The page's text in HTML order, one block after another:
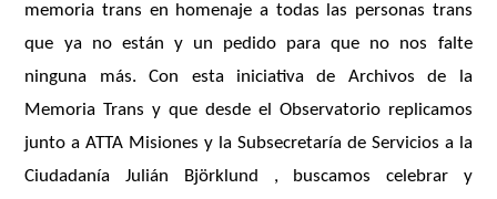
memoria trans en homenaje a todas las personas trans
que ya no están y un pedido para que no nos falte
ninguna más. Con esta iniciativa de Archivos de la
Memoria Trans y que desde el Observatorio replicamos
junto a ATTA Misiones y la Subsecretaría de Servicios a la
Ciudadanía Julián Björklund , buscamos celebrar y